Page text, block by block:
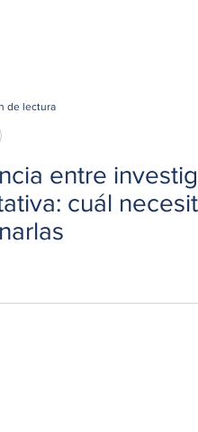
entre
cuál
de lectura